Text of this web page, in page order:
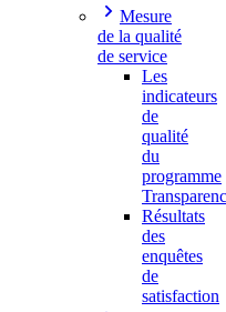
Mesure
de la qualité
de service
Les
indicateurs
de
qualité
du
programme
Résultats
des
enquêtes
de
satisfaction